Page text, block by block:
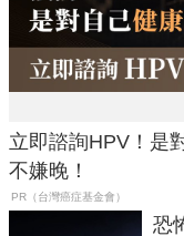
立即諮詢HPV！是
不嫌晚！
PR（台灣癌症基金會）
恐